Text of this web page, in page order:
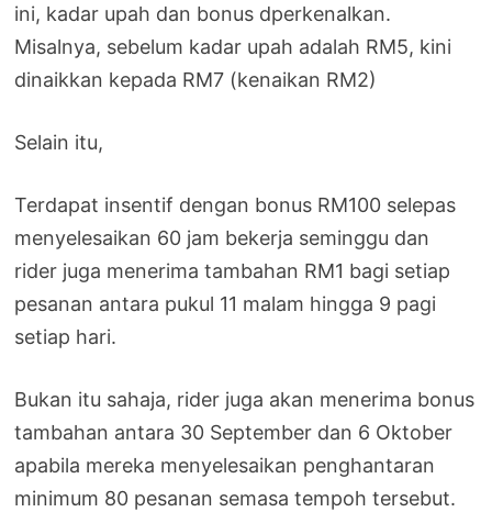
ini, kadar upah dan bonus dperkenalkan.
Misalnya, sebelum kadar upah adalah RM5, kini
dinaikkan kepada RM7 (kenaikan RM2)
Selain itu,
Terdapat insentif dengan bonus RM100 selepas
menyelesaikan 60 jam bekerja seminggu dan
rider juga menerima tambahan RM1 bagi setiap
pesanan antara pukul 11 malam hingga 9 pagi
setiap hari.
Bukan itu sahaja, rider juga akan menerima bonus
tambahan antara 30 September dan 6 Oktober
apabila mereka menyelesaikan penghantaran
minimum 80 pesanan semasa tempoh tersebut.